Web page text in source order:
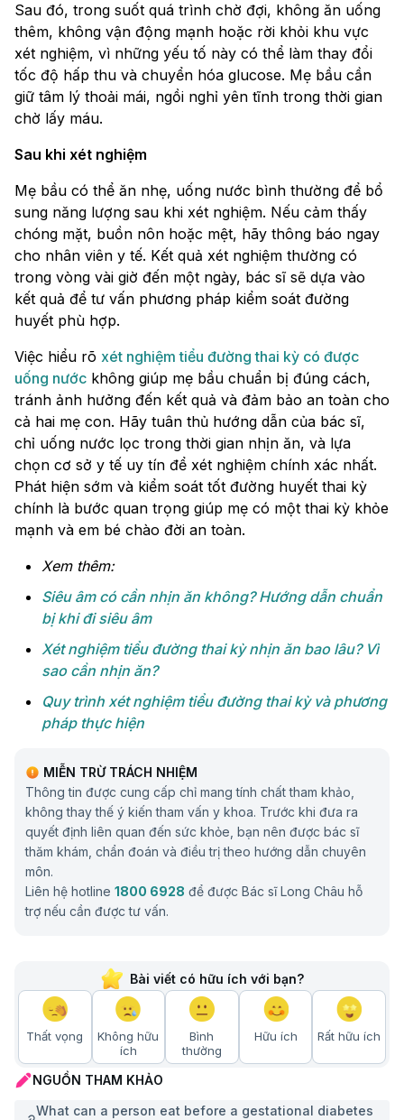
Sau đó, trong suốt quá trình chờ đợi, không ăn uống
thêm, không vận động mạnh hoặc rời khỏi khu vực
xét nghiệm, vì những yếu tố này có thể làm thay đổi
tốc độ hấp thu và chuyển hóa glucose. Mẹ bầu cần
giữ tâm lý thoải mái, ngồi nghỉ yên tĩnh trong thời gian
chờ lấy máu.
Sau khi xét nghiệm
Mẹ bầu có thể ăn nhẹ, uống nước bình thường để bổ
sung năng lượng sau khi xét nghiệm. Nếu cảm thấy
chóng mặt, buồn nôn hoặc mệt, hãy thông báo ngay
cho nhân viên y tế. Kết quả xét nghiệm thường có
trong vòng vài giờ đến một ngày, bác sĩ sẽ dựa vào
kết quả để tư vấn phương pháp kiểm soát đường
huyết phù hợp.
Việc hiểu rõ xét nghiệm tiểu đường thai kỳ có được
uống nước​ không giúp mẹ bầu chuẩn bị đúng cách,
tránh ảnh hưởng đến kết quả và đảm bảo an toàn cho
cả hai mẹ con. Hãy tuân thủ hướng dẫn của bác sĩ,
chỉ uống nước lọc trong thời gian nhịn ăn, và lựa
chọn cơ sở y tế uy tín để xét nghiệm chính xác nhất.
Phát hiện sớm và kiểm soát tốt đường huyết thai kỳ
chính là bước quan trọng giúp mẹ có một thai kỳ khỏe
mạnh và em bé chào đời an toàn.
Xem thêm:
Siêu âm có cần nhịn ăn​ không? Hướng dẫn chuẩn
bị khi đi siêu âm
Xét nghiệm tiểu đường thai kỳ nhịn ăn bao lâu? Vì
sao cần nhịn ăn?
Quy trình xét nghiệm tiểu đường thai kỳ và phương
pháp thực hiện
MIỄN TRỪ TRÁCH NHIỆM
Thông tin được cung cấp chỉ mang tính chất tham khảo,
không thay thế ý kiến tham vấn y khoa. Trước khi đưa ra
quyết định liên quan đến sức khỏe, bạn nên được bác sĩ
thăm khám, chẩn đoán và điều trị theo hướng dẫn chuyên
môn.
Liên hệ hotline 1800 6928 để được Bác sĩ Long Châu hỗ
trợ nếu cần được tư vấn.
Bài viết có hữu ích với bạn?
Thất vọng
Không hữu
ích
Bình
thường
Hữu ích Rất hữu ích
NGUỒN THAM KHẢO
What can a person eat before a gestational diabetes